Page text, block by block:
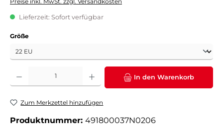
Lieferzeit: Sofort verfügbar
Größeauswählen
Produkt Anzahl: Gib den gewünschten Wert ein oder benutze die Schaltflächen um
In den Warenkorb
Zum Merkzettel hinzufügen
Produktnummer: 491800037N0206